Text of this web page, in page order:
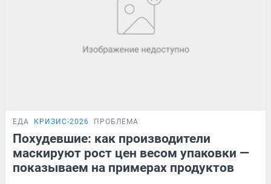
ЕДА КРИЗИС-2026 ПРОБЛЕМА
Похудевшие: как производители
маскируют рост цен весом упаковки —
показываем на примерах продуктов